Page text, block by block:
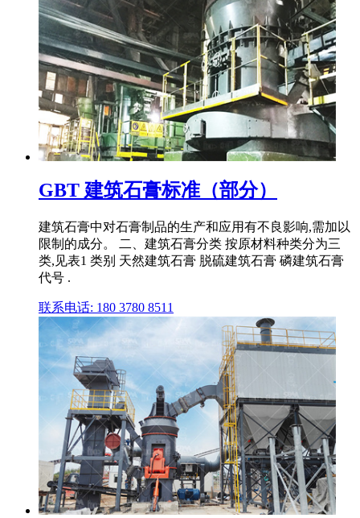
GBT 建筑石膏标准（部分）
建筑石膏中对石膏制品的生产和应用有不良影响,需加以
限制的成分。 二、建筑石膏分类 按原材料种类分为三
类,见表1 类别 天然建筑石膏 脱硫建筑石膏 磷建筑石膏
代号 .
联系电话: 180 3780 8511